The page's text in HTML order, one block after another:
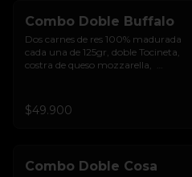
Combo Doble Buffalo
Dos carnes de res 100% madurada
cada una de 125gr, doble Tocineta,
costra de queso mozzarella,
picante y pan brioche sellado + papas
+ bebida de la casa
$49.900
Combo Doble Cosa